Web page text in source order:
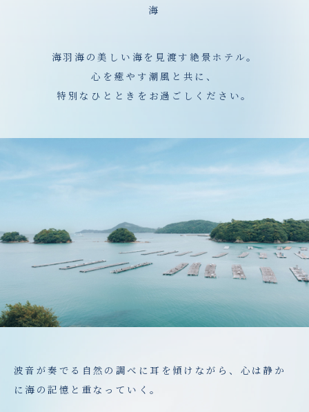
海
海羽海の美しい海を見渡す絶景ホテル。
心を癒やす潮風と共に、
特別なひとときをお過ごしください。
波音が奏でる自然の調べに耳を傾けながら、心は静か
に海の記憶と重なっていく。